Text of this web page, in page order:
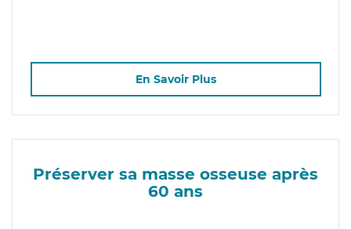
En Savoir Plus
Préserver sa masse osseuse après
60 ans